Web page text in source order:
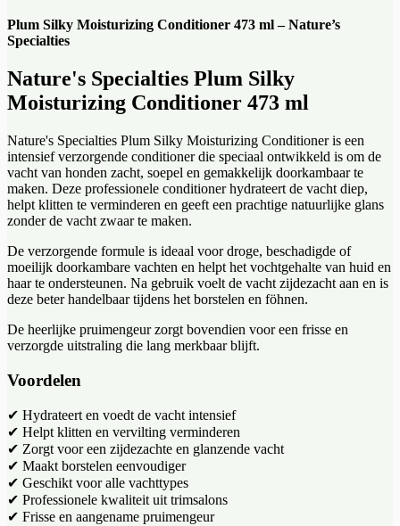
Plum Silky Moisturizing Conditioner 473 ml – Nature’s
Specialties
Nature's Specialties Plum Silky
Moisturizing Conditioner 473 ml
Nature's Specialties Plum Silky Moisturizing Conditioner is een
intensief verzorgende conditioner die speciaal ontwikkeld is om de
vacht van honden zacht, soepel en gemakkelijk doorkambaar te
maken. Deze professionele conditioner hydrateert de vacht diep,
helpt klitten te verminderen en geeft een prachtige natuurlijke glans
zonder de vacht zwaar te maken.
De verzorgende formule is ideaal voor droge, beschadigde of
moeilijk doorkambare vachten en helpt het vochtgehalte van huid en
haar te ondersteunen. Na gebruik voelt de vacht zijdezacht aan en is
deze beter handelbaar tijdens het borstelen en föhnen.
De heerlijke pruimengeur zorgt bovendien voor een frisse en
verzorgde uitstraling die lang merkbaar blijft.
Voordelen
✔ Hydrateert en voedt de vacht intensief
✔ Helpt klitten en vervilting verminderen
✔ Zorgt voor een zijdezachte en glanzende vacht
✔ Maakt borstelen eenvoudiger
✔ Geschikt voor alle vachttypes
✔ Professionele kwaliteit uit trimsalons
✔ Frisse en aangename pruimengeur